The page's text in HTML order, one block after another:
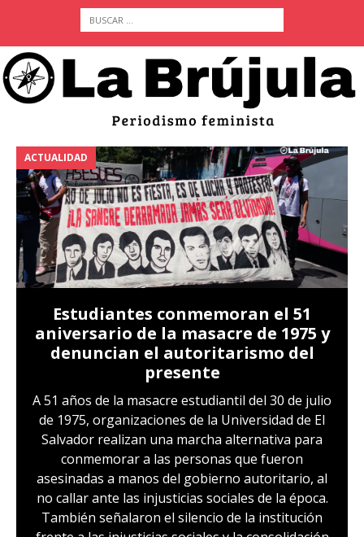
ACTUALIDAD
Estudiantes conmemoran el 51
aniversario de la masacre de 1975 y
denuncian el autoritarismo del
presente
A 51 años de la masacre estudiantil del 30 de julio
de 1975, organizaciones de la Universidad de El
Salvador realizan una marcha alternativa para
conmemorar a las personas que fueron
asesinadas a manos del gobierno autoritario, al
no callar ante las injusticias sociales de la época.
También señalaron el silencio de la institución